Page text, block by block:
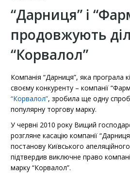
“Дарниця” і
продовжують
“Корвалол”
Компанія “Дарниця”, яка програла
своєму конкуренту – компанії
“Корвалол”, зробила ще одну
популярну торгову марку.
У червні 2010 року Вищий
розгляне касацію компанії
постанову Київського
підтвердив виключне право
марку “Корвалол”.